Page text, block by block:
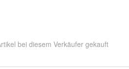
bei diesem Verkäufer gekauft